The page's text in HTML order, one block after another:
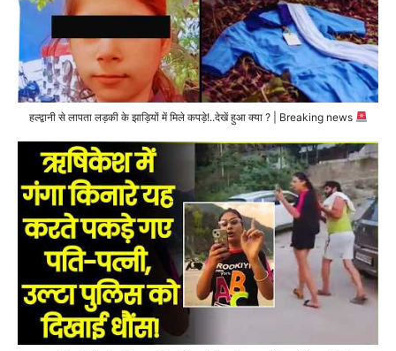
हल्द्वानी से लापता लड़की के झाड़ियों में मिले कपड़े!..देखें हुआ क्या ? | Breaking news